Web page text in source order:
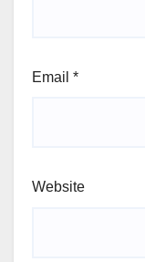
Email *
Website